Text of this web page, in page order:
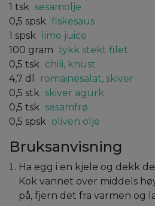
1 tsk sesamolje
0,5 spsk fiskesaus
1 spsk
lime juice
100 gram tykk stekt filet
0,5 tsk chili, knust
4,7 dl
romainesalat, skiver
0,5 stk skiver agurk
0,5 tsk sesamfrø
0,5 spsk oliven olje
Bruksanvisning
Ha egg i en kjele og dekk
Kok vannet over middels
på, fjern det fra varmen og